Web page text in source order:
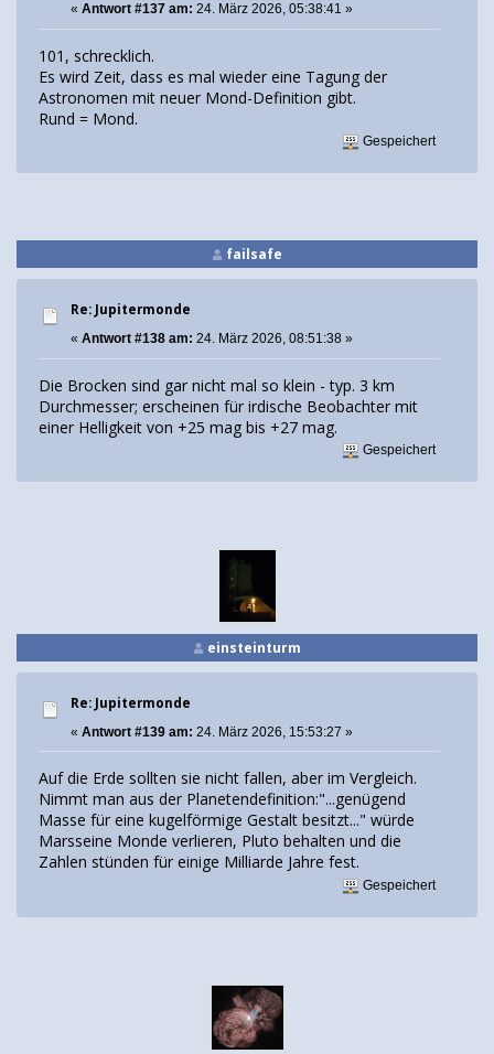
« Antwort #137 am: 24. März 2026, 05:38:41 »
101, schrecklich.
Es wird Zeit, dass es mal wieder eine Tagung der
Astronomen mit neuer Mond-Definition gibt.
Rund = Mond.
Gespeichert
failsafe
Re: Jupitermonde
« Antwort #138 am: 24. März 2026, 08:51:38 »
Die Brocken sind gar nicht mal so klein - typ. 3 km
Durchmesser; erscheinen für irdische Beobachter mit
einer Helligkeit von +25 mag bis +27 mag.
Gespeichert
einsteinturm
Re: Jupitermonde
« Antwort #139 am: 24. März 2026, 15:53:27 »
Auf die Erde sollten sie nicht fallen, aber im Vergleich.
Nimmt man aus der Planetendefinition:"...genügend
Masse für eine kugelförmige Gestalt besitzt..." würde
Marsseine Monde verlieren, Pluto behalten und die
Zahlen stünden für einige Milliarde Jahre fest.
Gespeichert